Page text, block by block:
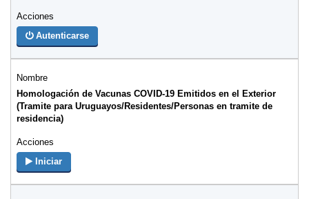
Autenticarse
Homologación de Vacunas COVID-19 Emitidos en el Exterior
(Tramite para Uruguayos/Residentes/Personas en tramite de
residencia)
Iniciar